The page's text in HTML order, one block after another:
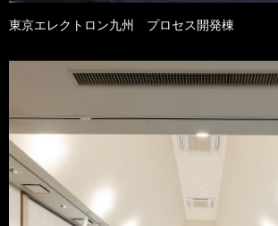
東京エレクトロン九州 プロセス開発棟